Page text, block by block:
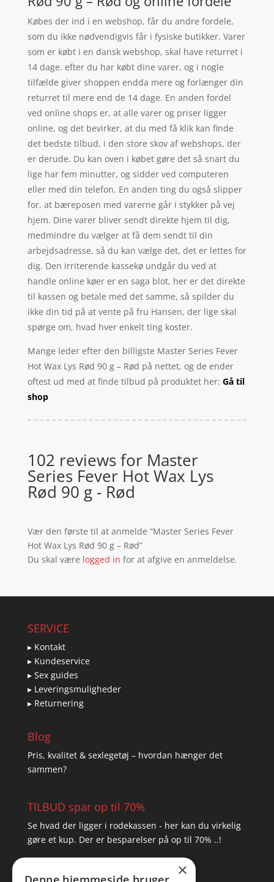
Købes der ind i en webshop, får du andre fordele,
som du ikke nødvendigvis får i fysiske butikker. Varer
som er købt i en dansk webshop, skal have returret i
14 dage. efter du har købt dine varer, og i nogle
tilfælde giver shoppen endda mere og forlænger din
returret til mere end de 14 dage. En anden fordel
ved online shops er, at alle varer og priser ligger
online, og det bevirker, at du med få klik kan finde
det bedste tilbud, i den store skov af webshops, der
er derude. Du kan oven i købet gøre det så snart du
lige har fem minutter, og sidder ved computeren
eller med din telefon. En anden ting du også slipper
for, at bæreposen med varerne går i stykker på vej
hjem. Dine varer bliver sendt direkte hjem til dig,
medmindre du vælger at få dem sendt til din
arbejdsadresse, så du kan vælge det, det er lettes for
dig. Den irriterende kassekø undgår du ved at
handle online køer er en saga blot, her er det direkte
til kassen og betale med det samme, så spilder du
ikke din tid på at vente på fru Hansen, der lige skal
spørge om, hvad hver enkelt ting koster.
Mange leder efter den billigste Master Series Fever
Hot Wax Lys Rød 90 g – Rød på nettet, og de ender
oftest ud med at finde tilbud på produktet her: Gå til
shop
102 reviews for Master
Series Fever Hot Wax Lys
Rød 90 g - Rød
Vær den første til at anmelde “Master Series Fever
Hot Wax Lys Rød 90 g – Rød”
Du skal være logged in for at afgive en anmeldelse.
SERVICE
▸ Kontakt
▸ Kundeservice
▸ Sex guides
▸ Leveringsmuligheder
▸ Returnering
Blog
Pris, kvalitet & sexlegetøj – hvordan hænger det
sammen?
TILBUD spar op til 70%
Se hvad der ligger i rodekassen - her kan du virkelig
gøre et kup. Der er besparelser på op til 70% ..!
×